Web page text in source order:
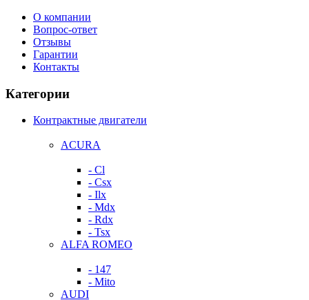
О компании
Вопрос-ответ
Отзывы
Гарантии
Контакты
Категории
Контрактные двигатели
ACURA
- Cl
- Csx
- Ilx
- Mdx
- Rdx
- Tsx
ALFA ROMEO
- 147
- Mito
AUDI